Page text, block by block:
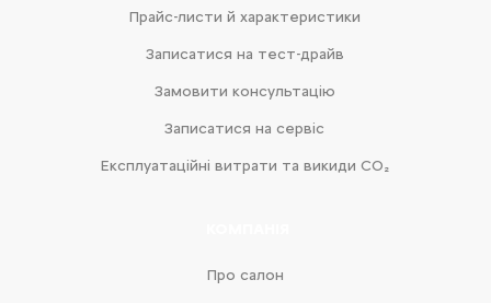
Прайс-листи й характеристики
Записатися на тест-драйв
Замовити консультацію
Записатися на сервіс
Експлуатаційні витрати та викиди CO₂
Про салон